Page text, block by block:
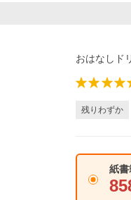
おはなしド
残りわずか
紙書